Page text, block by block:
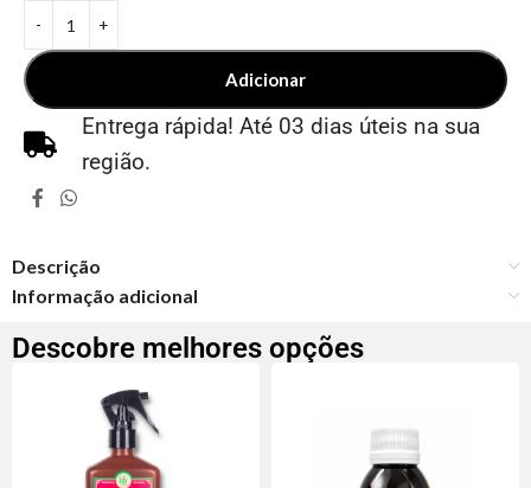
Adicionar
Entrega rápida! Até 03 dias úteis na sua
região.
Descrição
Informação adicional
Descobre melhores opções